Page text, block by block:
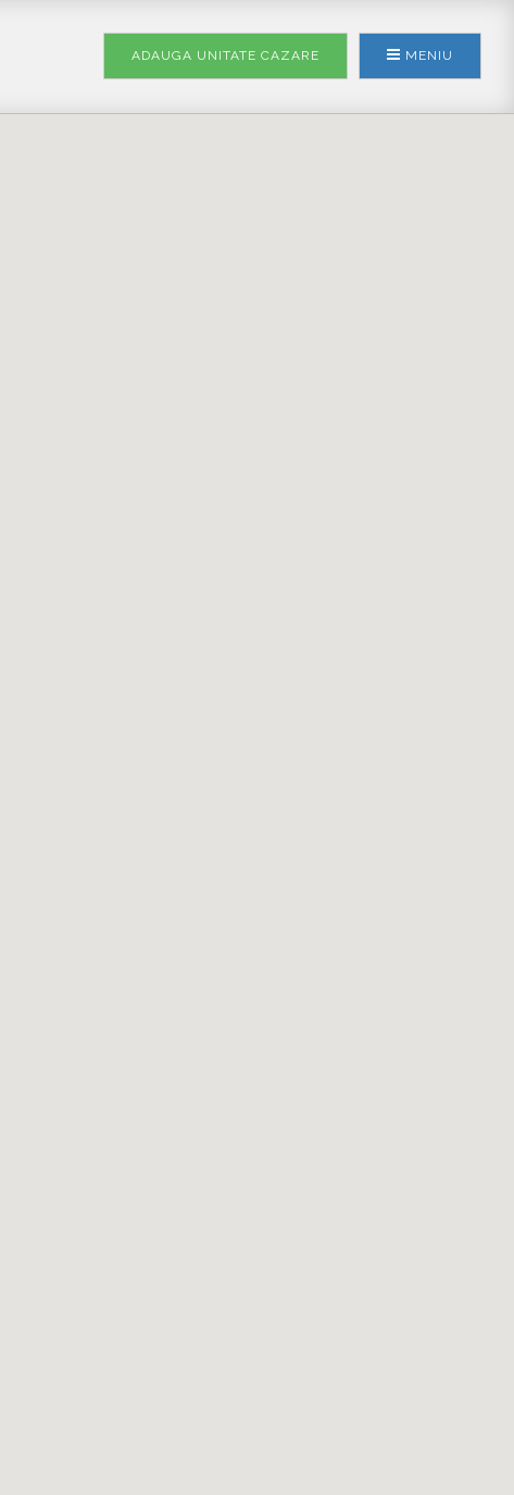
MENIU
ADAUGA UNITATE CAZARE